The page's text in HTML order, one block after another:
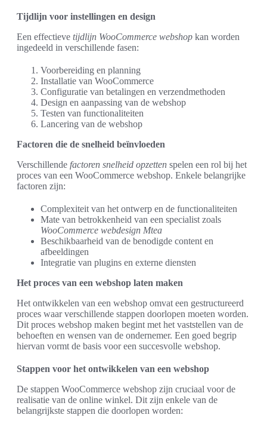
Tijdlijn voor instellingen en design
Een effectieve tijdlijn WooCommerce webshop kan worden
ingedeeld in verschillende fasen:
Voorbereiding en planning
Installatie van WooCommerce
Configuratie van betalingen en verzendmethoden
Design en aanpassing van de webshop
Testen van functionaliteiten
Lancering van de webshop
Factoren die de snelheid beïnvloeden
Verschillende factoren snelheid opzetten spelen een rol bij het
proces van een WooCommerce webshop. Enkele belangrijke
factoren zijn:
Complexiteit van het ontwerp en de functionaliteiten
Mate van betrokkenheid van een specialist zoals
WooCommerce webdesign Mtea
Beschikbaarheid van de benodigde content en
afbeeldingen
Integratie van plugins en externe diensten
Het proces van een webshop laten maken
Het ontwikkelen van een webshop omvat een gestructureerd
proces waar verschillende stappen doorlopen moeten worden.
Dit proces webshop maken begint met het vaststellen van de
behoeften en wensen van de ondernemer. Een goed begrip
hiervan vormt de basis voor een succesvolle webshop.
Stappen voor het ontwikkelen van een webshop
De stappen WooCommerce webshop zijn cruciaal voor de
realisatie van de online winkel. Dit zijn enkele van de
belangrijkste stappen die doorlopen worden: